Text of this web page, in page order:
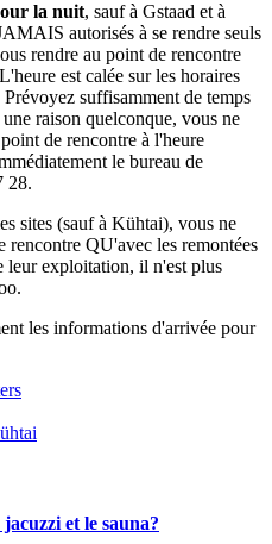
la nuit, sauf à Gstaad et à
autorisés à se rendre seuls
rendre au point de rencontre
est calée sur les horaires
suffisamment de temps
raison quelconque, vous ne
de rencontre à l'heure
le bureau de
28.
sites (sauf à Kühtai), vous ne
QU'avec les remontées
leur exploitation, il n'est plus
les informations d'arrivée pour
et le sauna?